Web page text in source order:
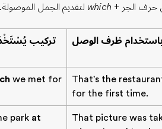
حرف الجر + which لتقديم الجمل الموصولة.
تركيب
ظرف الوصل
we met for
That's the
for the first time.
park at
That picture was